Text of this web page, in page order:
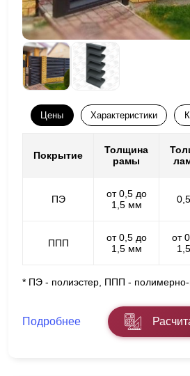
Цены Характеристики
Покрытие
Толщина
рамы
ПЭ
от 0,5 до
1,5 мм
ППП
от 0,5 до
1,5 мм
от
* ПЭ - полиэстер, ППП -
Подробнее